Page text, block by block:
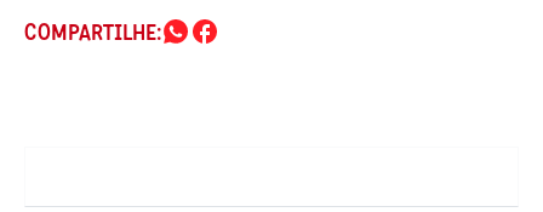
COMPARTILHE: